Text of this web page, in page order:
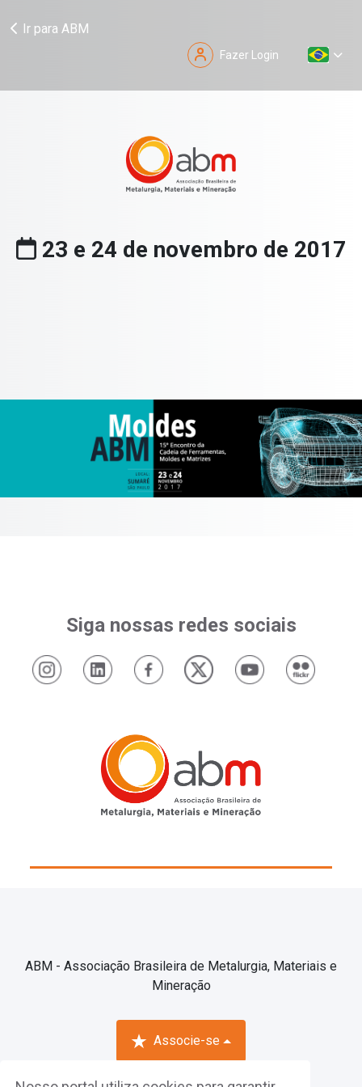
Ir para ABM
Fazer Login
23 e 24 de novembro de 2017
Siga nossas redes sociais
ABM - Associação Brasileira de Metalurgia, Materiais e
Mineração
Associe-se